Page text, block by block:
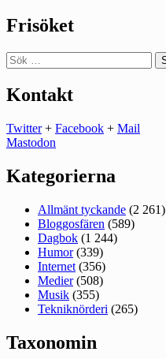
Frisöket
Sök
efter:
Kontakt
Twitter+ Facebook + Mail
Mastodon
Kategorierna
Allmänt tyckande (2 261)
Bloggosfären (589)
Dagbok (1 244)
Humor(339)
Internet (356)
Medier(508)
Musik (355)
Tekniknörderi (265)
Taxonomin